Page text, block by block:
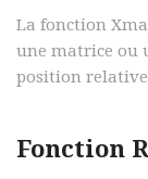
La fonction
une matrice ou
position relative
Fonction